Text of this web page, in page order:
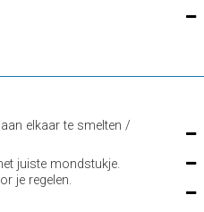
elkaar te smelten /
juiste mondstukje.
je regelen.